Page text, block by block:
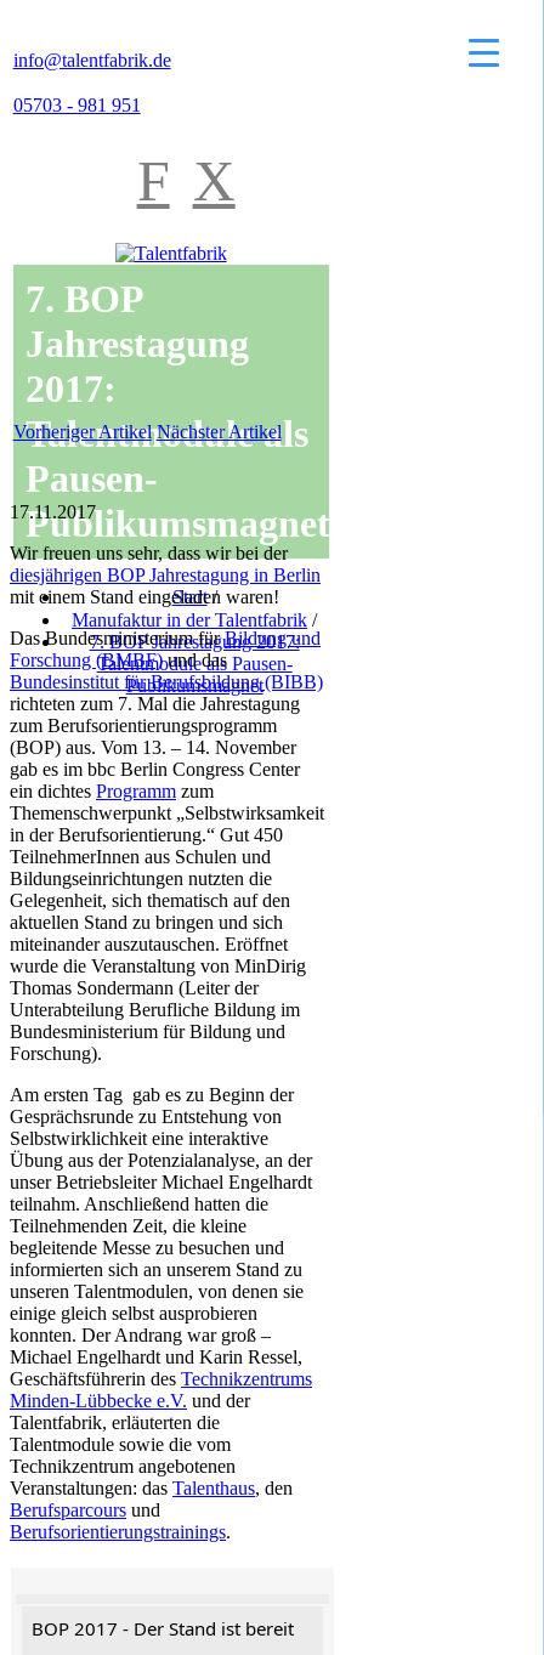
info@talentfabrik.de
05703 - 981 951
F X
7. BOP
Jahrestagung
2017:
Talentmodule als
Pausen-
Publikumsmagnet
Start /
Manufaktur in der Talentfabrik /
7. BOP Jahrestagung 2017:
Talentmodule als Pausen-
Publikumsmagnet
Vorheriger Artikel Nächster Artikel
17.11.2017
Wir freuen uns sehr, dass wir bei der
diesjährigen BOP Jahrestagung in Berlin
mit einem Stand eingeladen waren!
Das Bundesministerium fürBildung und
Forschung (BMBF)und das
Bundesinstitut für Berufsbildung (BIBB)
richteten zum 7. Mal die Jahrestagung
zum Berufsorientierungsprogramm
(BOP) aus. Vom 13. – 14. November
gab es im bbc Berlin Congress Center
ein dichtes Programm zum
Themenschwerpunkt „Selbstwirksamkeit
in der Berufsorientierung.“ Gut 450
TeilnehmerInnen aus Schulen und
Bildungseinrichtungen nutzten die
Gelegenheit, sich thematisch auf den
aktuellen Stand zu bringen und sich
miteinander auszutauschen. Eröffnet
wurde die Veranstaltung von MinDirig
Thomas Sondermann (Leiter der
Unterabteilung Berufliche Bildung im
Bundesministerium für Bildung und
Forschung).
Am ersten Tag gab es zu Beginn der
Gesprächsrunde zu Entstehung von
Selbstwirklichkeit eine interaktive
Übung aus der Potenzialanalyse, an der
unser Betriebsleiter Michael Engelhardt
teilnahm. Anschließend hatten die
Teilnehmenden Zeit, die kleine
begleitende Messe zu besuchen und
informierten sich an unserem Stand zu
unseren Talentmodulen, von denen sie
einige gleich selbst ausprobieren
konnten. Der Andrang war groß –
Michael Engelhardt und Karin Ressel,
Geschäftsführerin des Technikzentrums
Minden-Lübbecke e.V. und der
Talentfabrik, erläuterten die
Talentmodule sowie die vom
Technikzentrum angebotenen
Veranstaltungen: das Talenthaus, den
Berufsparcours und
Berufsorientierungstrainings.
BOP 2017 - Der Stand ist bereit